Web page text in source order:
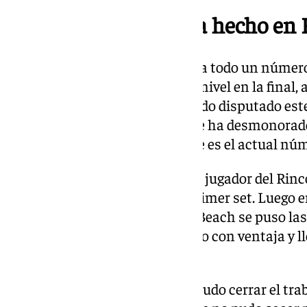
Gran torneo el que ha hecho
Luego, en cuartos de final ganó a todo un
Taylor Fritz. Y ha mantenido el nivel en la
no ha llegado a la orilla. El partido disputado
cuajado un gran partido, pero se ha
primer set ante el balcánico que es el actual
Muy bien al servicio y al resto el jugador del
opciones a Kecmanovic en el primer set.
esta final en el Open de Delray Beach se puso
En el tercero y definitivo, se puso con ventaja y
Con 5-2, el jugador andaluz no pudo cerrar el